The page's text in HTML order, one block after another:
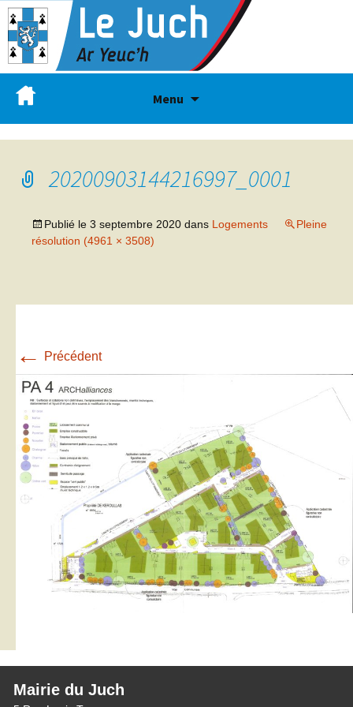
Menu
20200903144216997_0001
Publié le 3 septembre 2020 dans Logements
Pleine
résolution (4961 × 3508)
← Précédent
Mairie du Juch